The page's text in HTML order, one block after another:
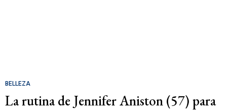
BELLEZA
La rutina de Jennifer Aniston (57) para